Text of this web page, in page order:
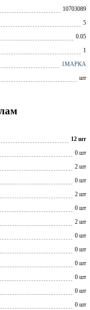
10703089
5
0.05
1
1МАРКА
шт
12 шт
0 шт
2 шт
0 шт
2 шт
0 шт
2 шт
0 шт
0 шт
0 шт
0 шт
0 шт
0 шт